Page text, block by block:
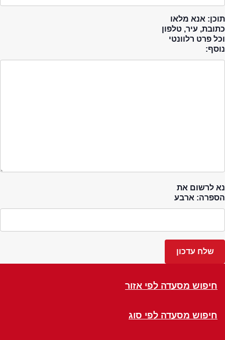
תוכן: אנא מלאו
כתובת, עיר, טלפון
וכל פרט רלוונטי
נוסף:
נא לרשום את
הספרה: ארבע
חיפוש מסעדה לפי אזור
חיפוש מסעדה לפי סוג